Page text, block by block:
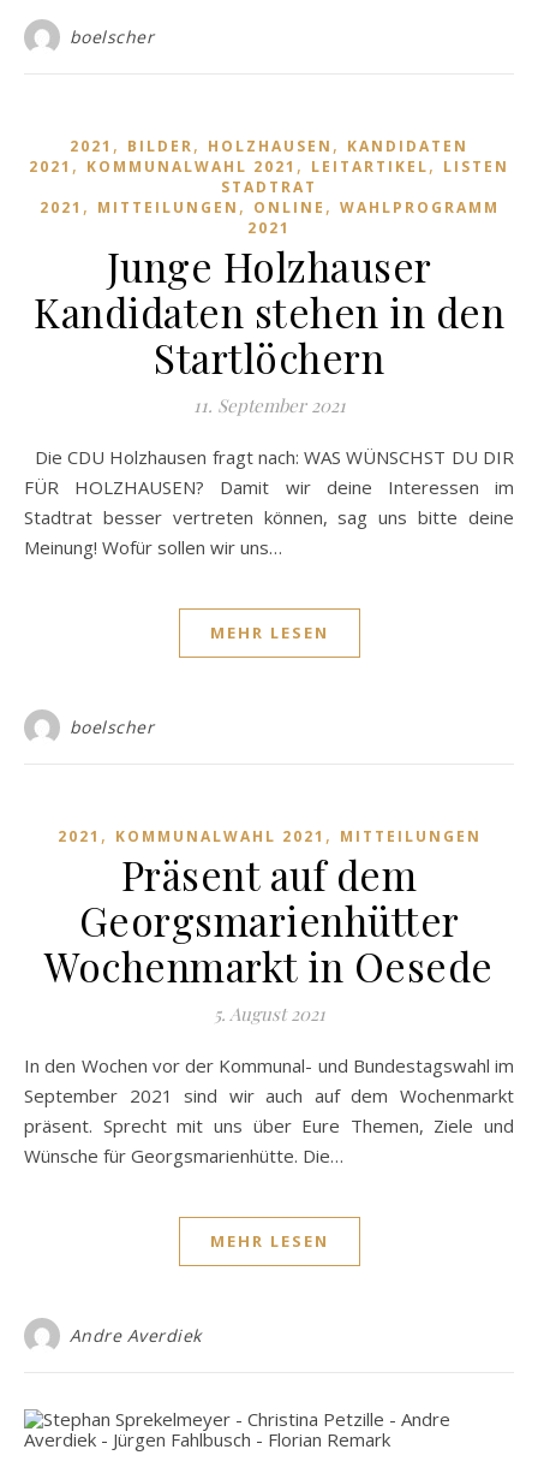
boelscher
2021 , BILDER, HOLZHAUSEN , KANDIDATEN
2021 , KOMMUNALWAHL 2021 , LEITARTIKEL, LISTEN
STADTRAT
2021 , MITTEILUNGEN , ONLINE , WAHLPROGRAMM
2021
Junge Holzhauser
Kandidaten stehen in den
Startlöchern
11. September 2021
Die CDU Holzhausen fragt nach: WAS WÜNSCHST DU DIR
FÜR HOLZHAUSEN? Damit wir deine Interessen im
Stadtrat besser vertreten können, sag uns bitte deine
Meinung! Wofür sollen wir uns…
MEHR LESEN
boelscher
2021 , KOMMUNALWAHL 2021 , MITTEILUNGEN
Präsent auf dem
Georgsmarienhütter
Wochenmarkt in Oesede
5. August 2021
In den Wochen vor der Kommunal- und Bundestagswahl im
September 2021 sind wir auch auf dem Wochenmarkt
präsent. Sprecht mit uns über Eure Themen, Ziele und
Wünsche für Georgsmarienhütte. Die…
MEHR LESEN
Andre Averdiek